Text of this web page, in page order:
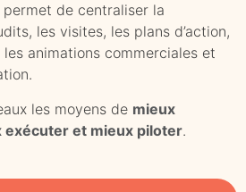
de centraliser la
les visites, les plans d’action,
animations commerciales et
les moyens de mieux
exécuter et mieux piloter.